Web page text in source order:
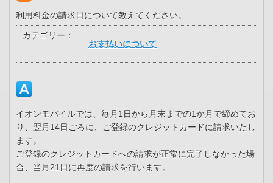
利用料金の請求日について教えてください。
カテゴリー：
お支払いについて
イオンモバイルでは、毎月1日から月末までの1か月で締めてお
り、翌月14日ごろに、ご登録のクレジットカードに請求いたし
ます。
ご登録のクレジットカードへの請求が正常に完了しなかった場
合、当月21日に再度の請求を行います。